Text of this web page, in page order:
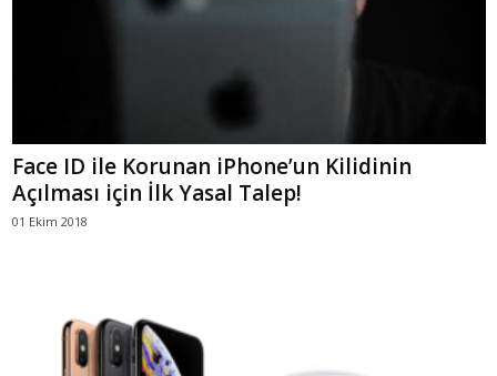
Face ID ile Korunan iPhone’un Kilidinin
Açılması için İlk Yasal Talep!
01 Ekim 2018